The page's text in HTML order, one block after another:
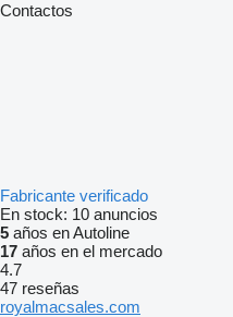
Contactos
Fabricante verificado
En stock: 10 anuncios
5 años en Autoline
17 años en el mercado
4.7
47 reseñas
royalmacsales.com